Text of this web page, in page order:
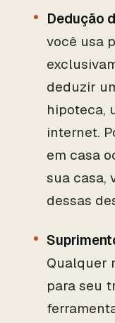
Dedução
você usa
deduzir
hipoteca,
internet.
em casa
sua casa,
dessas
Qualquer
para seu